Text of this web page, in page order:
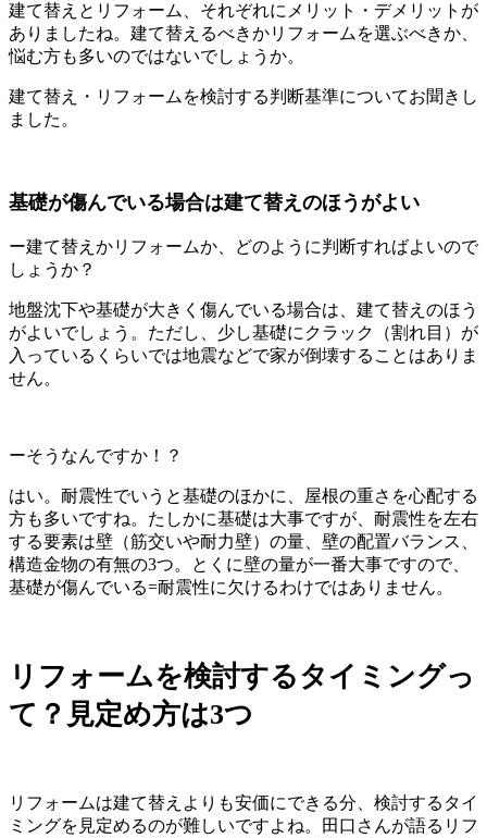
建て替えとリフォーム、それぞれにメリット・デメリットが
ありましたね。建て替えるべきかリフォームを選ぶべきか、
悩む方も多いのではないでしょうか。
建て替え・リフォームを検討する判断基準についてお聞きし
ました。
基礎が傷んでいる場合は建て替えのほうがよい
ー建て替えかリフォームか、どのように判断すればよいので
しょうか？
地盤沈下や基礎が大きく傷んでいる場合は、建て替えのほう
がよいでしょう。ただし、少し基礎にクラック（割れ目）が
入っているくらいでは地震などで家が倒壊することはありま
せん。
ーそうなんですか！？
はい。 耐震性でいうと基礎のほかに、屋根の重さを心配する
方も多いですね。たしかに基礎は大事ですが、耐震性を左右
する要素は壁（筋交いや耐力壁）の量、壁の配置バランス、
構造金物の有無の3つ。とくに壁の量が一番大事ですので、
基礎が傷んでいる=耐震性に欠けるわけではありません。
リフォームを検討するタイミングっ
て？見定め方は3つ
リフォームは建て替えよりも安価にできる分、検討するタイ
ミングを見定めるのが難しいですよね。田口さんが語るリフ